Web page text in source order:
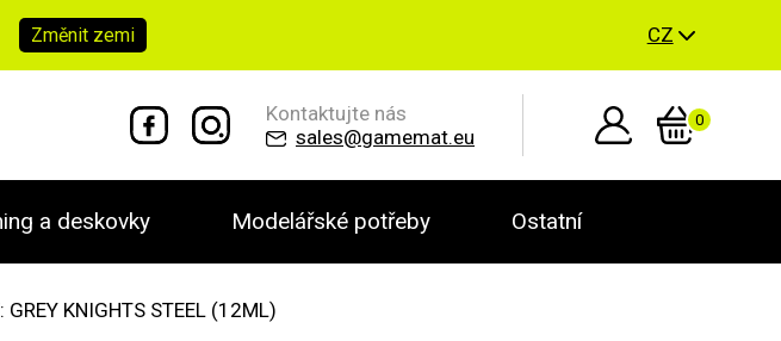
Změnit zemi CZ
Kontaktujte nás
sales@gamemat.eu
0
a deskovky Modelářské potřeby Ostatní
GREY KNIGHTS STEEL (12ML)